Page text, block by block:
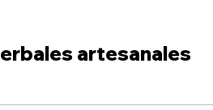
artesanales